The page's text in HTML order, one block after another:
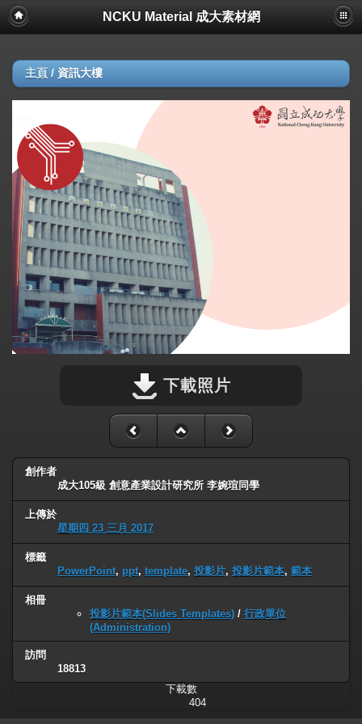
NCKU Material 成大素材網
主頁 / 資訊大樓
下載照片
創作者
成大105級 創意產業設計研究所 李婉瑄同學
上傳於
星期四 23 三月 2017
標籤
PowerPoint, ppt, template, 投影片, 投影片範本, 範本
相冊
投影片範本(Slides Templates) / 行政單位
(Administration)
訪問
18813
下載數
404